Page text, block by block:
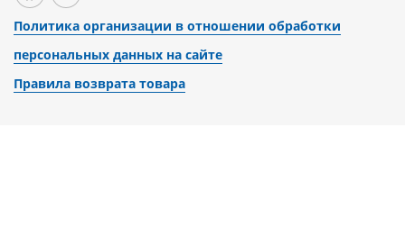
Политика организации в отношении обработки
персональных данных на сайте
Правила возврата товара